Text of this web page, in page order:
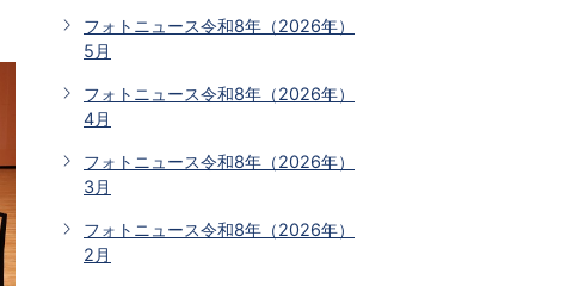
フォトニュース令和8年（2026年）
5月
フォトニュース令和8年（2026年）
4月
フォトニュース令和8年（2026年）
3月
フォトニュース令和8年（2026年）
2月